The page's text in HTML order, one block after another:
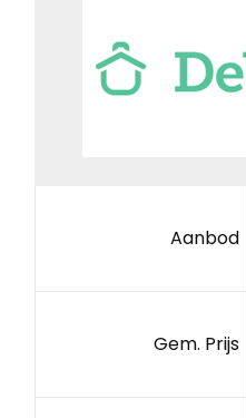
Aanbod
Gem. Prijs